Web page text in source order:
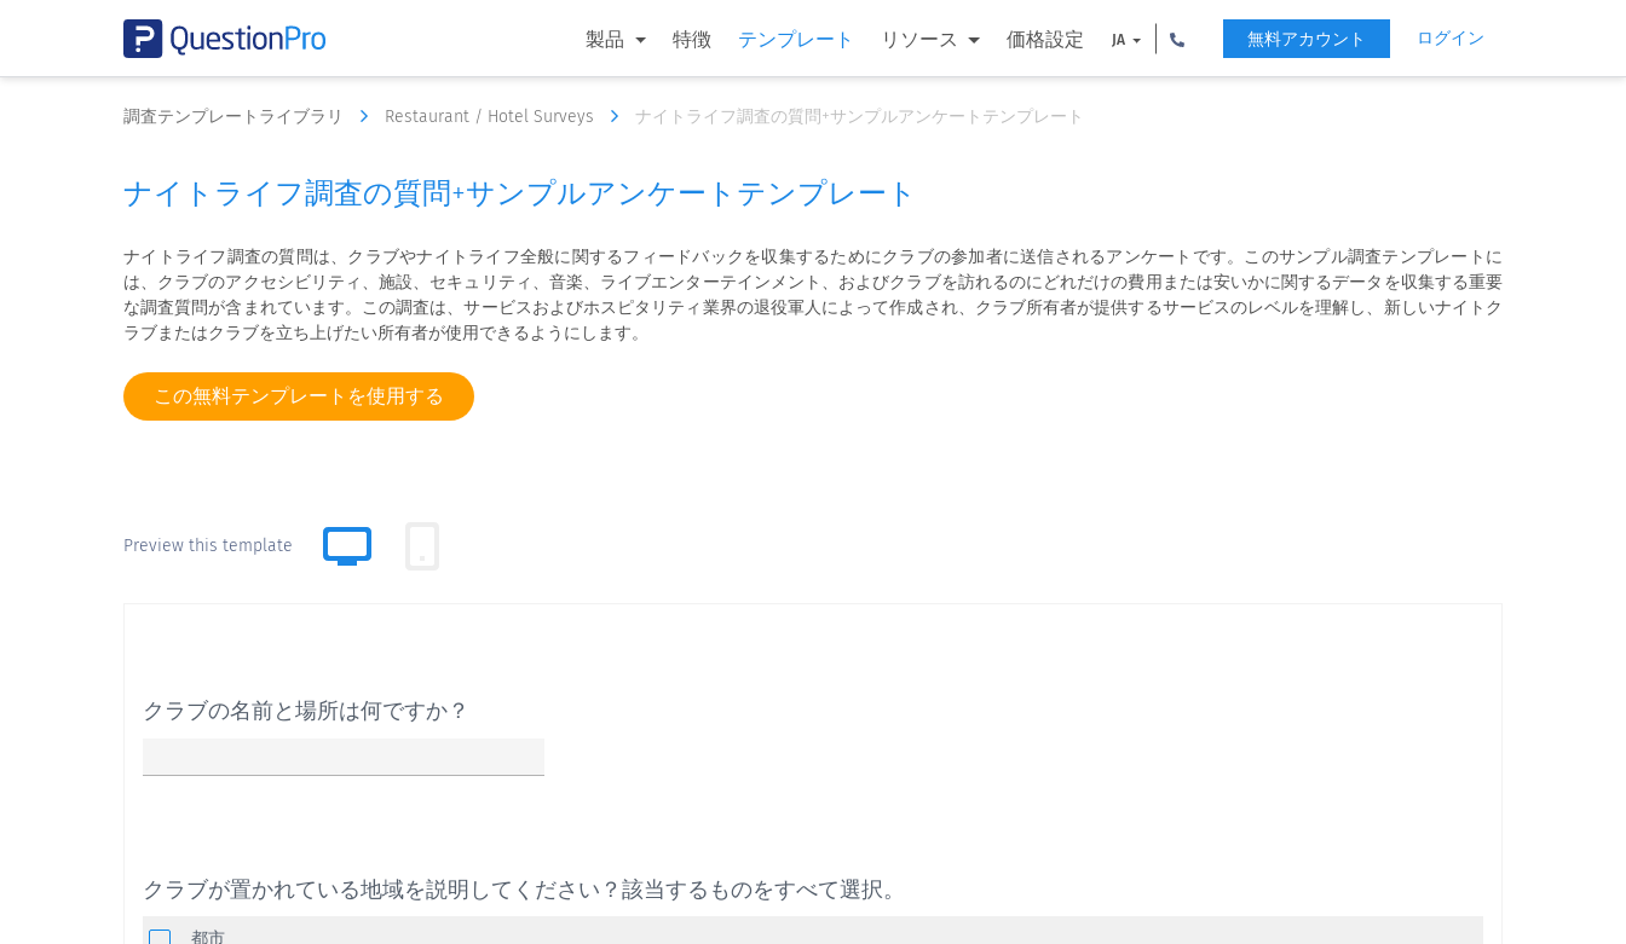
製品 特徴 テンプレート リソース 価格設定 JA 無料アカウント ログイン
調査テンプレートライブラリ Restaurant / Hotel Surveys ナイトライフ調査の質問+サンプルアンケートテンプレート
ナイトライフ調査の質問+サンプルアンケートテンプレート
ナイトライフ調査の質問は、クラブやナイトライフ全般に関するフィードバックを収集するためにクラブの参加者に送信されるアンケートです。このサンプル調査テンプレートに
は、クラブのアクセシビリティ、施設、セキュリティ、音楽、ライブエンターテインメント、およびクラブを訪れるのにどれだけの費用または安いかに関するデータを収集する重要
な調査質問が含まれています。この調査は、サービスおよびホスピタリティ業界の退役軍人によって作成され、クラブ所有者が提供するサービスのレベルを理解し、新しいナイトク
ラブまたはクラブを立ち上げたい所有者が使用できるようにします。
この無料テンプレートを使用する
Preview this template
クラブの名前と場所は何ですか？
クラブが置かれている地域を説明してください？該当するものをすべて選択。
都市